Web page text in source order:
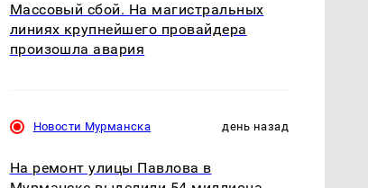
ажиотаж из-за этого
СМИ: В Химках на
полицейскую
Массовый сбой. На магистральных
линиях крупнейшего провайдера
произошла авария
Новости Мурманска день назад
На ремонт улицы Павлова в